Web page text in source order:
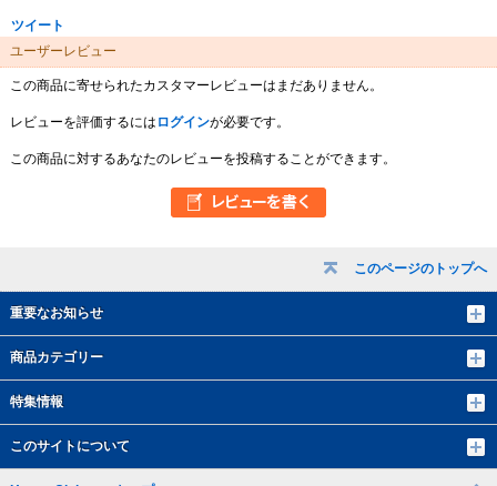
このページのトップへ
重要なお知らせ
商品カテゴリー
特集情報
このサイトについて
ツイート
ユーザーレビュー
この商品に寄せられたカスタマーレビューはまだありません。
レビューを評価するには ログインが必要です。
この商品に対するあなたのレビューを投稿することができます。